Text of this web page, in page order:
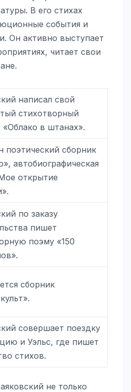
В его стихах
события и
Он активно выступает
читает свои
написал свой
стихотворный
«Облако в штанах».
поэтический сборник
автобиографическая
открытие
по заказу
пишет
поэму «150
сборник
совершает поездку
и Уэльс, где пишет
стихов.
не только